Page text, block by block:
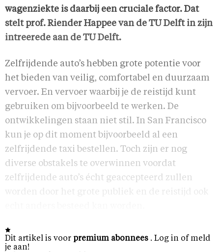
wagenziekte is daarbij een cruciale factor. Dat
stelt prof. Riender Happee van de TU Delft in zijn
intreerede aan de TU Delft.
Zelfrijdende auto’s hebben grote potentie voor
het bieden van veilig, comfortabel en duurzaam
vervoer. En vervoer waarbij je de reistijd kunt
gebruiken om bijvoorbeeld te werken. De
ontwikkelingen staan niet stil. In San Francisco
kun je op dit moment bijvoorbeeld al een
zelfrijdende taxi bestellen. Toch zijn er nog
diverse obstakels te overwinnen voordat
zelfrijdende auto’s écht geaccepteerd zullen
Dit artikel is voor premium abonnees . Log in of meld
je aan!